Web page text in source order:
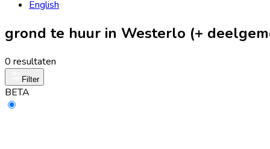
English
grond te huur in Westerlo (+
0 resultaten
Filter
BETA